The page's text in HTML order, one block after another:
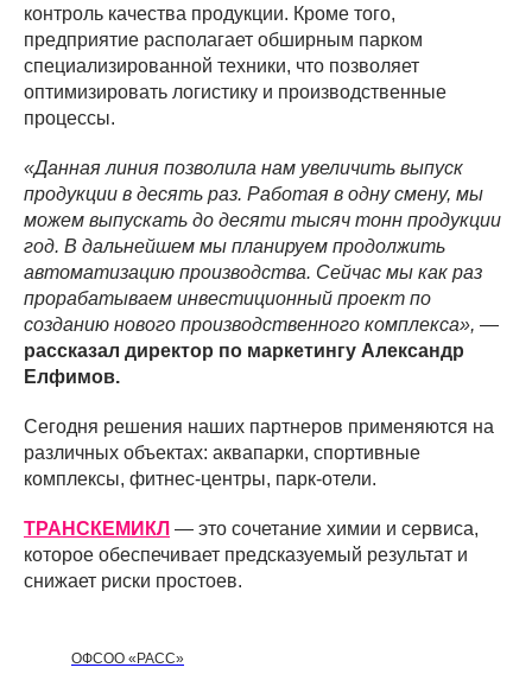
контроль качества продукции. Кроме того,
предприятие располагает обширным парком
специализированной техники, что позволяет
оптимизировать логистику и производственные
процессы.
«Данная линия позволила нам увеличить выпуск
продукции в десять раз. Работая в одну смену, мы
можем выпускать до десяти тысяч тонн продукции
год. В дальнейшем мы планируем продолжить
автоматизацию производства. Сейчас мы как раз
прорабатываем инвестиционный проект по
созданию нового производственного комплекса», —
рассказал директор по маркетингу Александр
Елфимов.
Сегодня решения наших партнеров применяются на
различных объектах: аквапарки, спортивные
комплексы, фитнес-центры, парк-отели.
ТРАНСКЕМИКЛ — это сочетание химии и сервиса,
которое обеспечивает предсказуемый результат и
снижает риски простоев.
ОФСОО «РАСС»